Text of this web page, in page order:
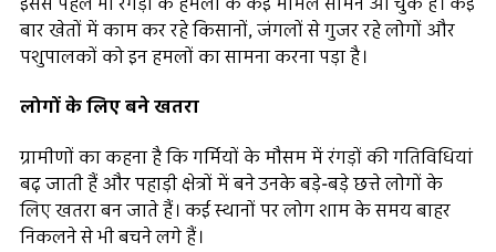
बार खेतों में काम कर रहे किसानों, जंगलों से गुजर रहे लोगों और
पशुपालकों को इन हमलों का सामना करना पड़ा है।
लोगों के लिए बने खतरा
ग्रामीणों का कहना है कि गर्मियों के मौसम में रंगड़ों की गतिविधियां
बढ़ जाती हैं और पहाड़ी क्षेत्रों में बने उनके बड़े-बड़े छत्ते लोगों के
लिए खतरा बन जाते हैं। कई स्थानों पर लोग शाम के समय बाहर
निकलने से भी बचने लगे हैं।